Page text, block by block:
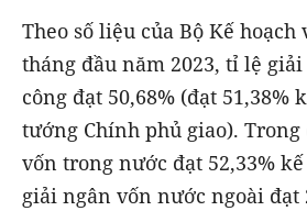
Theo số liệu của Bộ Kế
tháng đầu năm 2023, tỉ lệ
công đạt 50,68% (đạt 51,38%
tướng Chính phủ giao).
vốn trong nước đạt 52,33%
giải ngân vốn nước ngoài đạt